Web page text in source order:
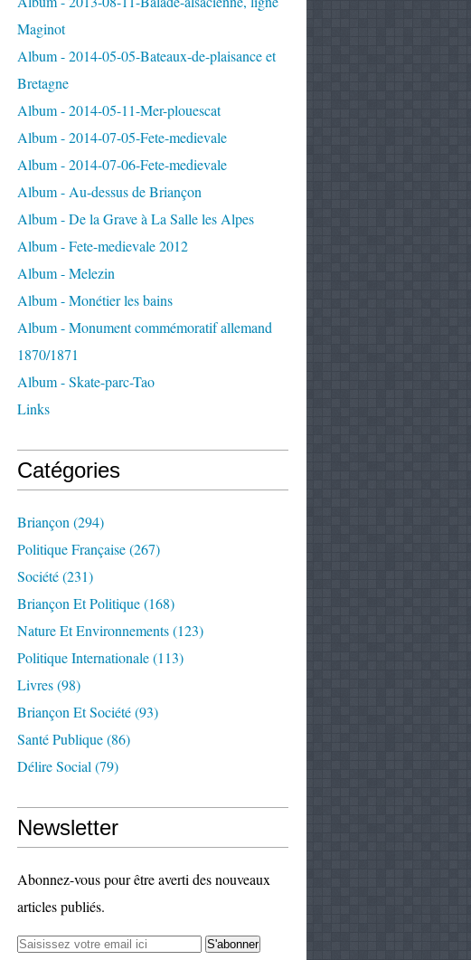
Maginot
Album - 2014-05-05-Bateaux-de-plaisance et
Bretagne
Album - 2014-05-11-Mer-plouescat
Album - 2014-07-05-Fete-medievale
Album - 2014-07-06-Fete-medievale
Album - Au-dessus de Briançon
Album - De la Grave à La Salle les Alpes
Album - Fete-medievale 2012
Album - Melezin
Album - Monétier les bains
Album - Monument commémoratif allemand
1870/1871
Album - Skate-parc-Tao
Links
Catégories
Briançon (294)
Politique Française(267)
Société(231)
Briançon Et Politique(168)
Nature Et Environnements(123)
Politique Internationale(113)
Livres(98)
Briançon Et Société(93)
Santé Publique(86)
Délire Social (79)
Newsletter
Abonnez-vous pour être averti des nouveaux
articles publiés.